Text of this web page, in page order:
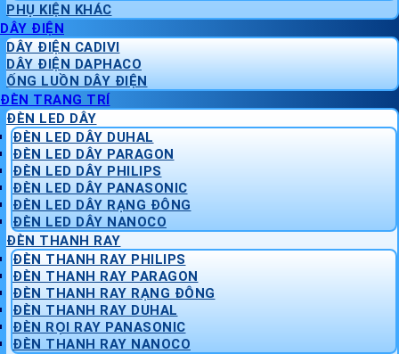
PHỤ KIỆN KHÁC
DÂY ĐIỆN
DÂY ĐIỆN CADIVI
DÂY ĐIỆN DAPHACO
ỐNG LUỒN DÂY ĐIỆN
ĐÈN TRANG TRÍ
ĐÈN LED DÂY
ĐÈN LED DÂY DUHAL
ĐÈN LED DÂY PARAGON
ĐÈN LED DÂY PHILIPS
ĐÈN LED DÂY PANASONIC
ĐÈN LED DÂY RẠNG ĐÔNG
ĐÈN LED DÂY NANOCO
ĐÈN THANH RAY
ĐÈN THANH RAY PHILIPS
ĐÈN THANH RAY PARAGON
ĐÈN THANH RAY RẠNG ĐÔNG
ĐÈN THANH RAY DUHAL
ĐÈN RỌI RAY PANASONIC
ĐÈN THANH RAY NANOCO